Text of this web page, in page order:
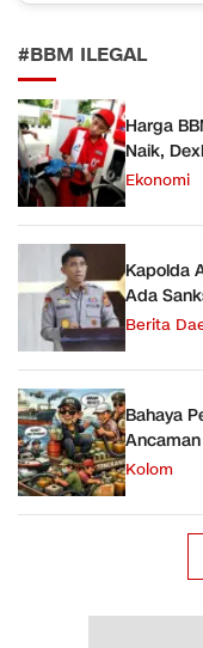
#BBM ILEGAL
Harga
Naik,
Ekonomi
Kapolda
Ada
Berita
Bahaya
Kolom